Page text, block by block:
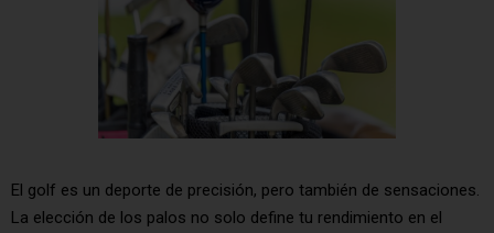
El golf es un deporte de precisión, pero también de sensaciones.
La elección de los palos no solo define tu rendimiento en el